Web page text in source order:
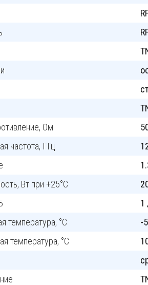
Ом
частота, ГГц
Вт при +25°C
1
температура, °C
-
температура, °C